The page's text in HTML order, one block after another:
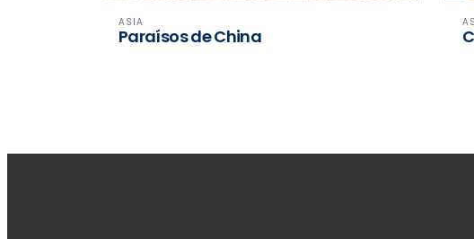
ASIA
Paraísos de China